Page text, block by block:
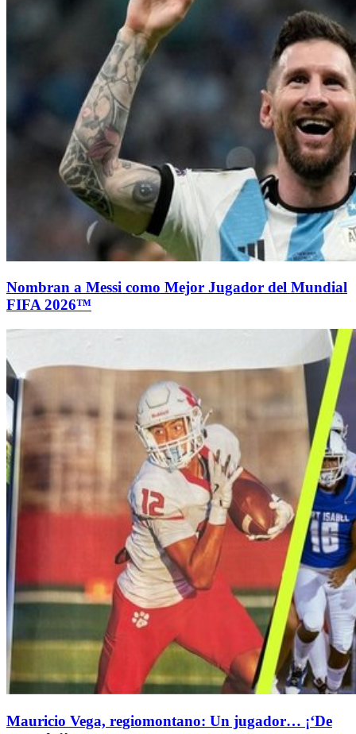
Nombran a Messi como Mejor Jugador del Mundial
FIFA 2026™
Mauricio Vega, regiomontano: Un jugador… ¡‘De